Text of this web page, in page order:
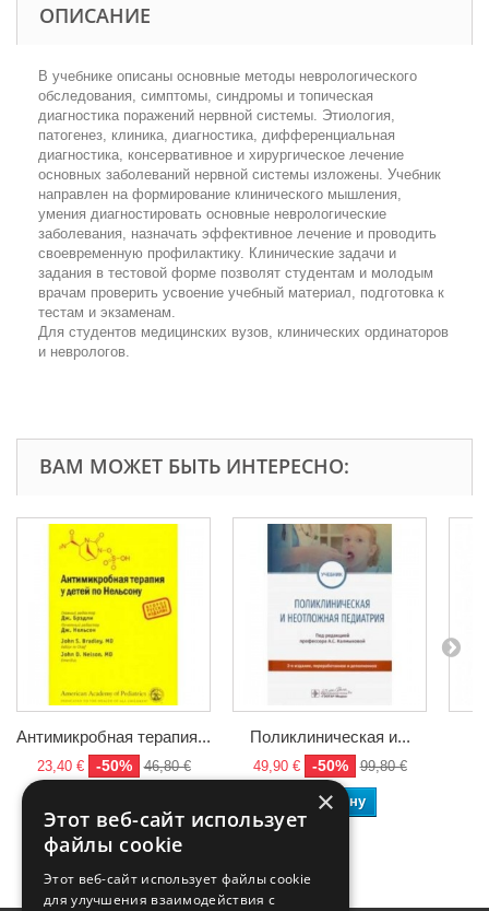
ОПИСАНИЕ
В учебнике описаны основные методы неврологического
обследования, симптомы, синдромы и топическая
диагностика поражений нервной системы. Этиология,
патогенез, клиника, диагностика, дифференциальная
диагностика, консервативное и хирургическое лечение
основных заболеваний нервной системы изложены. Учебник
направлен на формирование клинического мышления,
умения диагностировать основные неврологические
заболевания, назначать эффективное лечение и проводить
своевременную профилактику. Клинические задачи и
задания в тестовой форме позволят студентам и молодым
врачам проверить усвоение учебный материал, подготовка к
тестам и экзаменам.
Для студентов медицинских вузов, клинических ординаторов
и неврологов.
ВАМ МОЖЕТ БЫТЬ ИНТЕРЕСНО:
Антимикробная терапия...
23,40 € -50% 46,80 €
Поликлиническая и...
49,90 € -50% 99,80 €
В корзину
×
Этот веб-сайт использует
файлы cookie
Этот веб-сайт использует файлы cookie
для улучшения взаимодействия с